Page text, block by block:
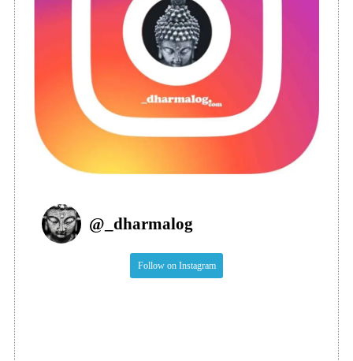
@ _dharmalog
Follow on Instagram